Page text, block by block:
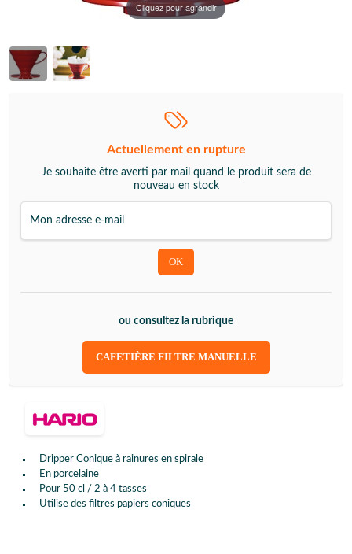
Cliquez pour agrandir
Dripper Conique à rainures en spirale
En porcelaine
Pour 50 cl / 2 à 4 tasses
Utilise des filtres papiers coniques
Actuellement en rupture
Je souhaite être averti par mail quand le produit sera de
nouveau en stock
ou consultez la rubrique
CAFETIÈRE FILTRE MANUELLE